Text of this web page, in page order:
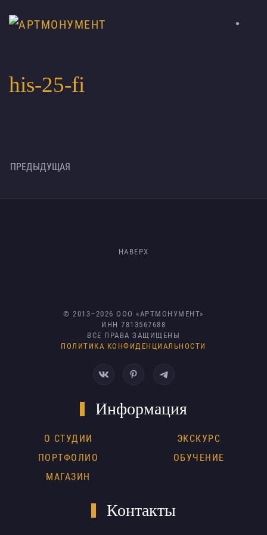
his-25-fi
ПРЕДЫДУЩАЯ
НАВЕРХ
© 2013–2026 ООО «АРТМОНУМЕНТ»
ИНН 7813567688
ВСЕ ПРАВА ЗАЩИЩЕНЫ
ПОЛИТИКА КОНФИДЕНЦИАЛЬНОСТИ
Информация
О СТУДИИ
ПОРТФОЛИО
МАГАЗИН
ЭКСКУРС
ОБУЧЕНИЕ
Контакты